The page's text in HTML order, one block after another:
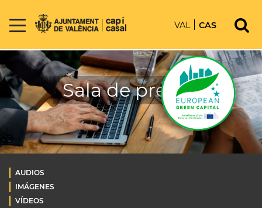
VAL CAS
Sala de prensa
AUDIOS
IMÁGENES
VÍDEOS